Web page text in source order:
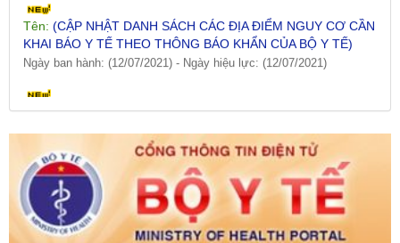
Tên:
KHAI BÁO Y TẾ THEO THÔNG BÁO KHẨN CỦA BỘ Y TẾ)
Ngày ban hành: (12/07/2021) -Ngày hiệu lực: (12/07/2021)
Tên:
KHAI BÁO Y TẾ THEO THÔNG BÁO KHẨN CỦA BỘ Y TẾ)
Ngày ban hành: (09/07/2021) -Ngày hiệu lực: (09/07/2021)
Tên:(CẬP NHẬT DANH SÁCH CÁC ĐỊA ĐIỂM NGUY CƠ CẦN
KHAI BÁO Y TẾ THEO THÔNG BÁO KHẨN CỦA BỘ Y TẾ)
Ngày ban hành: (06/07/2021) -Ngày hiệu lực: (06/07/2021)